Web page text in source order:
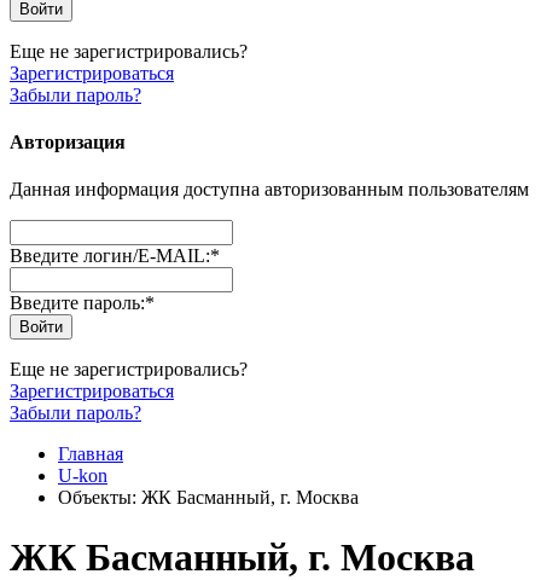
Еще не зарегистрировались?
Зарегистрироваться
Забыли пароль?
Авторизация
Данная информация доступна авторизованным пользователям
Введите логин/E-MAIL:*
Введите пароль:*
Еще не зарегистрировались?
Зарегистрироваться
Забыли пароль?
Главная
U-kon
Объекты: ЖК Басманный, г. Москва
ЖК Басманный, г. Москва